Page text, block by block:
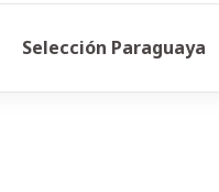
Selección Paraguaya